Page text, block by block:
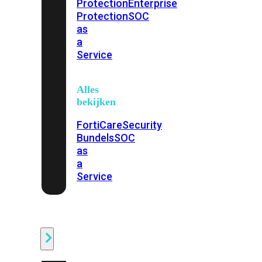
ProtectionEnterprise
ProtectionSOC
as
a
Service
Alles
bekijken
FortiCareSecurity
BundelsSOC
as
a
Service